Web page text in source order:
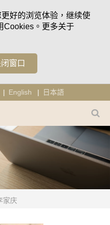
好的浏览体验，继续使
Cookies。更多关于
窗口
English 日本語
家庆